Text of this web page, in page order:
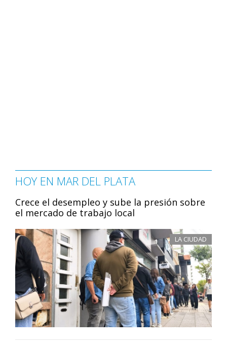
HOY EN MAR DEL PLATA
Crece el desempleo y sube la presión sobre
el mercado de trabajo local
LA CIUDAD